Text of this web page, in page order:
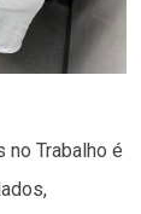
no Trabalho é